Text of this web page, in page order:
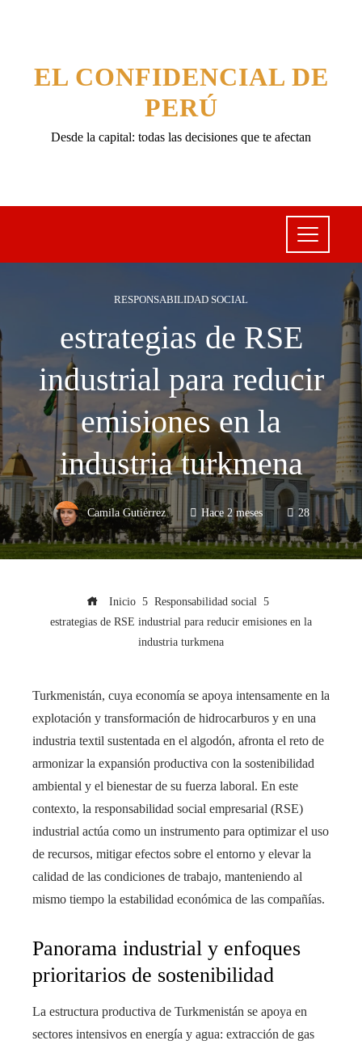
EL CONFIDENCIAL DE
PERÚ
Desde la capital: todas las decisiones que te afectan
RESPONSABILIDAD SOCIAL
estrategias de RSE
industrial para reducir
emisiones en la
industria turkmena
Camila Gutiérrez Hace 2 meses 28
Inicio
Responsabilidad social
estrategias de RSE industrial para reducir emisiones en la
industria turkmena
Turkmenistán, cuya economía se apoya intensamente en la
explotación y transformación de hidrocarburos y en una
industria textil sustentada en el algodón, afronta el reto de
armonizar la expansión productiva con la sostenibilidad
ambiental y el bienestar de su fuerza laboral. En este
contexto, la responsabilidad social empresarial (RSE)
industrial actúa como un instrumento para optimizar el uso
de recursos, mitigar efectos sobre el entorno y elevar la
calidad de las condiciones de trabajo, manteniendo al
mismo tiempo la estabilidad económica de las compañías.
Panorama industrial y enfoques
prioritarios de sostenibilidad
La estructura productiva de Turkmenistán se apoya en
sectores intensivos en energía y agua: extracción de gas